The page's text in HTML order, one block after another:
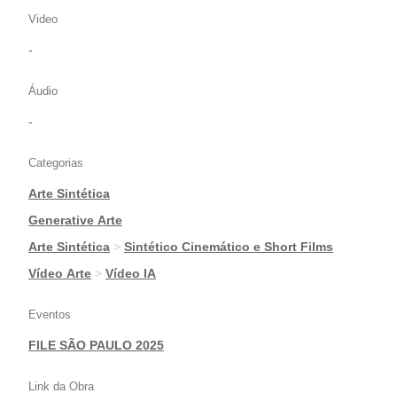
Video
-
Áudio
-
Categorias
Arte Sintética
|Generative Arte
|Arte Sintética > Sintético Cinemático e Short Films
|Vídeo Arte > Vídeo IA
Eventos
FILE SÃO PAULO 2025
Link da Obra